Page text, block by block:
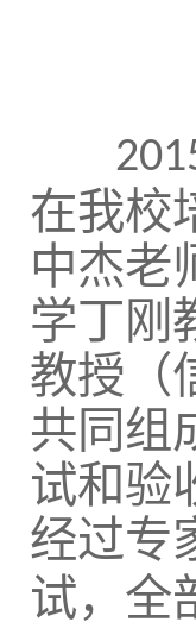
在我校
中杰老
学丁刚
教授（
共同组
试和验
经过专
试，全